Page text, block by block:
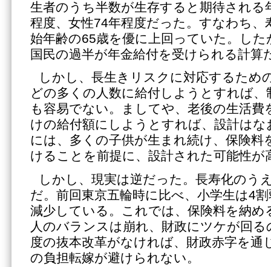
生者のうち半数が生存すると期待される
程度、女性74年程度だった。すなわち、
始年齢の65歳を優に上回っていた。し
国民の過半が年金給付を受けられる計算
しかし、長生きリスクに対応するため
どの多くの人数に給付しようとすれば
も容易でない。ましてや、老後の生活費
けの給付額にしようとすれば、設計は
には、多くの子供が生まれ続け、保険料
けることを前提に、設計された可能性が
しかし、現実は逆だった。長寿化のう
だ。前回東京五輪時に比べ、小学生は4
減少している。これでは、保険料を納め
人のバランスは崩れ、財政にツケが回
度の抜本改革がなければ、財政赤字を通
の負担転嫁が避けられない。